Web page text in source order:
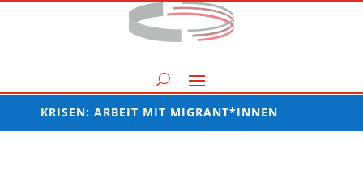
KRISEN: ARBEIT MIT MIGRANT*INNEN